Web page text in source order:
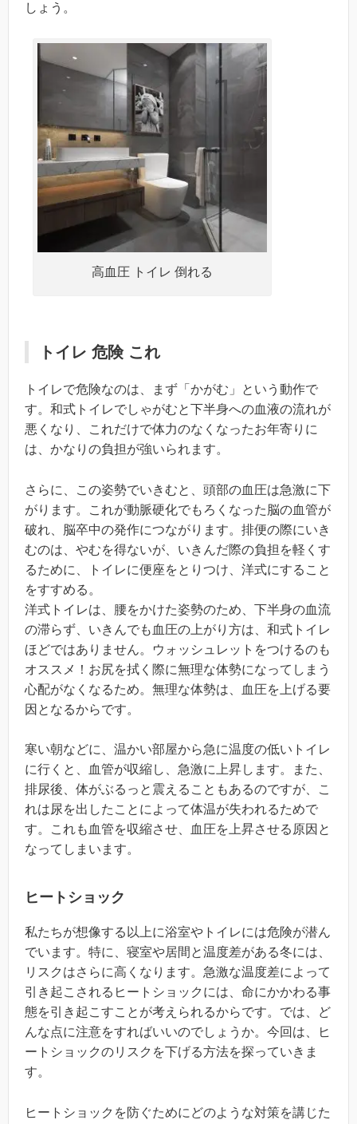
しょう。
高血圧 トイレ 倒れる
トイレ 危険 これ
トイレで危険なのは、まず「かがむ」という動作で
す。和式トイレでしゃがむと下半身への血液の流れが
悪くなり、これだけで体力のなくなったお年寄りに
は、かなりの負担が強いられます。
さらに、この姿勢でいきむと、頭部の血圧は急激に下
がります。これが動脈硬化でもろくなった脳の血管が
破れ、脳卒中の発作につながります。排便の際にいき
むのは、やむを得ないが、いきんだ際の負担を軽くす
るために、トイレに便座をとりつけ、洋式にすること
をすすめる。
洋式トイレは、腰をかけた姿勢のため、下半身の血流
の滞らず、いきんでも血圧の上がり方は、和式トイレ
ほどではありません。ウォッシュレットをつけるのも
オススメ！お尻を拭く際に無理な体勢になってしまう
心配がなくなるため。無理な体勢は、血圧を上げる要
因となるからです。
寒い朝などに、温かい部屋から急に温度の低いトイレ
に行くと、血管が収縮し、急激に上昇します。また、
排尿後、体がぶるっと震えることもあるのですが、こ
れは尿を出したことによって体温が失われるためで
す。これも血管を収縮させ、血圧を上昇させる原因と
なってしまいます。
ヒートショック
私たちが想像する以上に浴室やトイレには危険が潜ん
でいます。特に、寝室や居間と温度差がある冬には、
リスクはさらに高くなります。急激な温度差によって
引き起こされるヒートショックには、命にかかわる事
態を引き起こすことが考えられるからです。では、ど
んな点に注意をすればいいのでしょうか。今回は、ヒ
ートショックのリスクを下げる方法を探っていきま
す。
ヒートショックを防ぐためにどのような対策を講じた